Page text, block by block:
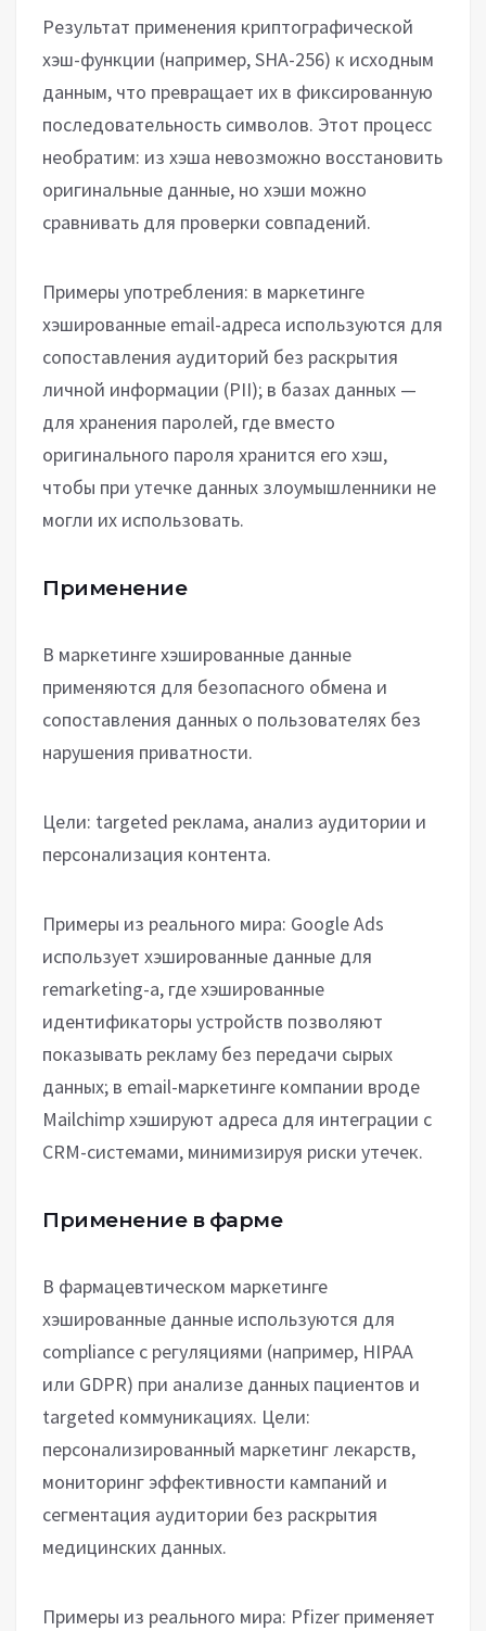
Результат применения криптографической
хэш-функции (например, SHA-256) к исходным
данным, что превращает их в фиксированную
последовательность символов. Этот процесс
необратим: из хэша невозможно восстановить
оригинальные данные, но хэши можно
сравнивать для проверки совпадений.
Примеры употребления: в маркетинге
хэшированные email-адреса используются для
сопоставления аудиторий без раскрытия
личной информации (PII); в базах данных —
для хранения паролей, где вместо
оригинального пароля хранится его хэш,
чтобы при утечке данных злоумышленники не
могли их использовать.
Применение
В маркетинге хэшированные данные
применяются для безопасного обмена и
сопоставления данных о пользователях без
нарушения приватности.
Цели: targeted реклама, анализ аудитории и
персонализация контента.
Примеры из реального мира: Google Ads
использует хэшированные данные для
remarketing-а, где хэшированные
идентификаторы устройств позволяют
показывать рекламу без передачи сырых
данных; в email-маркетинге компании вроде
Mailchimp хэшируют адреса для интеграции с
CRM-системами, минимизируя риски утечек.
Применение в фарме
В фармацевтическом маркетинге
хэшированные данные используются для
compliance с регуляциями (например, HIPAA
или GDPR) при анализе данных пациентов и
targeted коммуникациях. Цели:
персонализированный маркетинг лекарств,
мониторинг эффективности кампаний и
сегментация аудитории без раскрытия
медицинских данных.
Примеры из реального мира: Pfizer применяет